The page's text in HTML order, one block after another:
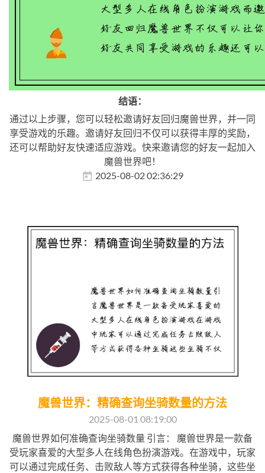
结语：
通过以上步骤，您可以轻松邀请好友回归魔兽世界，并一同
享受游戏的乐趣。邀请好友回归不仅可以获得丰厚的奖励，
还可以帮助好友快速适应游戏。快来邀请您的好友一起加入
魔兽世界吧！
2025-08-02 02:36:29
魔兽世界：精确查询坐骑数量的方法
2025-08-01 08:19:00
魔兽世界如何准确查询坐骑数量 引言： 魔兽世界是一款备
受玩家喜爱的大型多人在线角色扮演游戏。在游戏中，玩家
可以通过完成任务、击败敌人等方式获得各种坐骑，这些坐